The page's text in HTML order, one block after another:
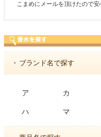
た。
・ ブランド名で探す
ア カ
ハ マ